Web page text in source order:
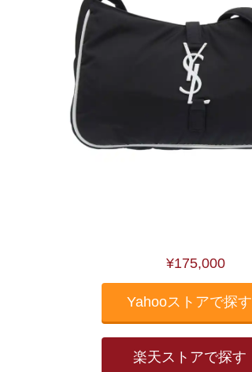
¥175,000
Yahooストアで探す
楽天ストアで探す